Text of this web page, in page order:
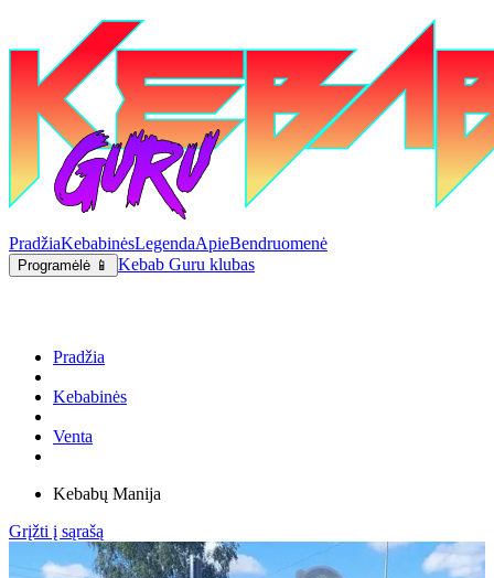
PradžiaKebabinėsLegendaApieBendruomenė
Programėlė 📱 Kebab Guru klubas
Pradžia
Kebabinės
Venta
Kebabų Manija
Grįžti į sąrašą